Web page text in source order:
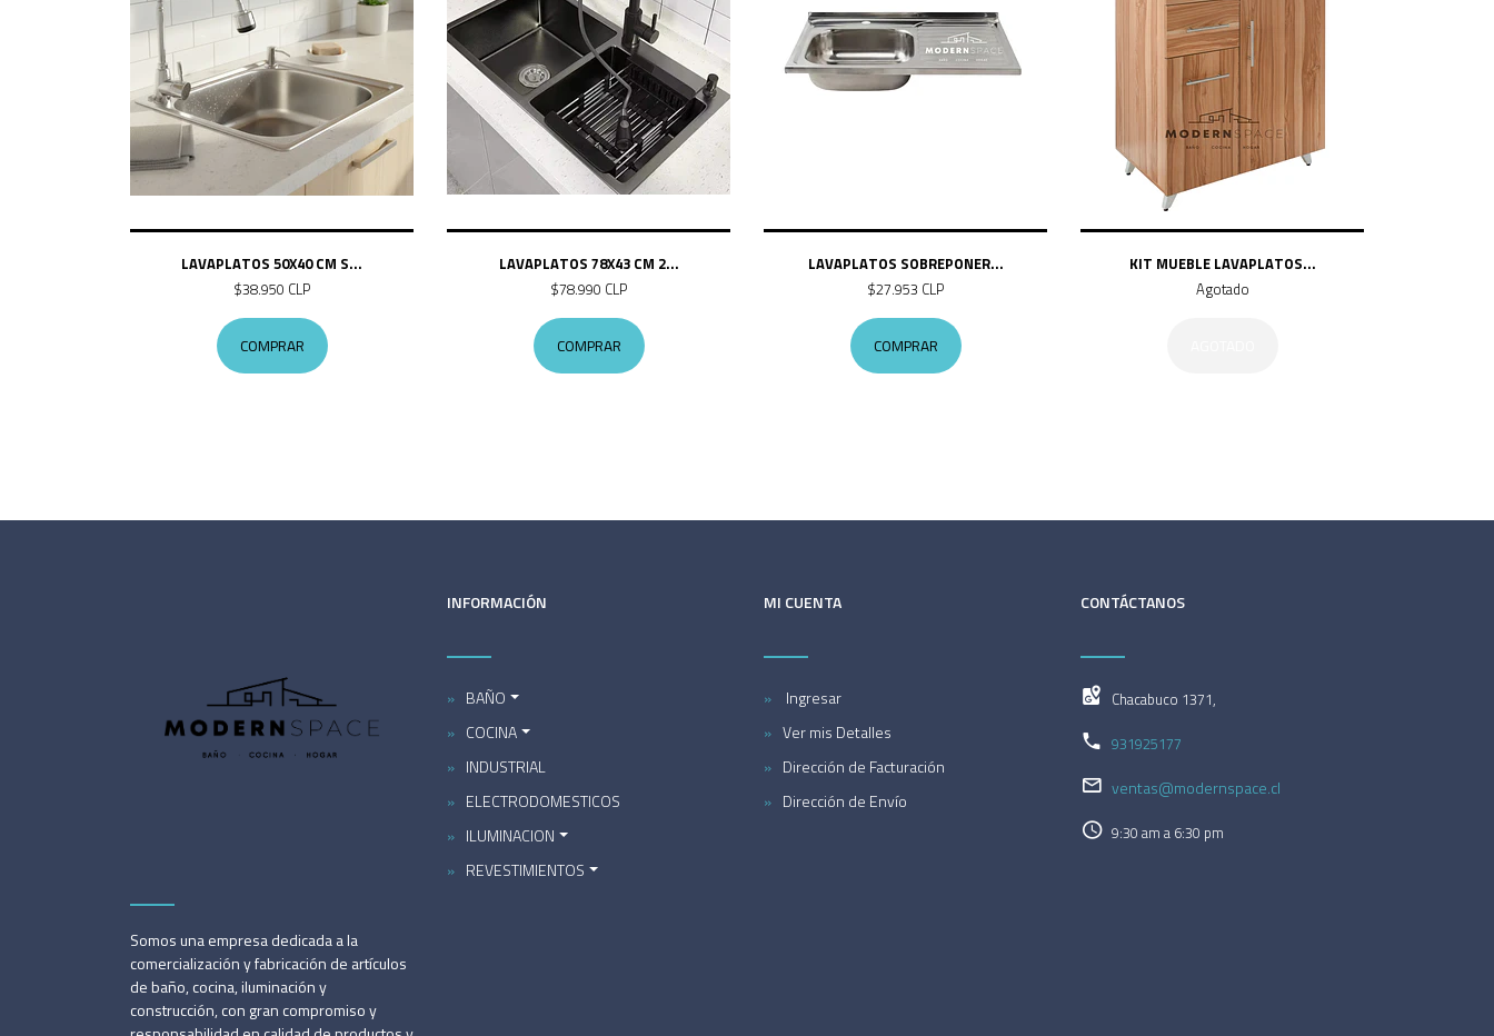
LAVAPLATOS 50X40 CM S...
$38.950 CLP
COMPRAR
LAVAPLATOS 78X43 CM 2...
$78.990 CLP
COMPRAR
LAVAPLATOS SOBREPONER...
$27.953 CLP
COMPRAR
KIT MUEBLE LAVAPLATOS...
Agotado
Somos una empresa dedicada a la
comercialización y fabricación de artículos
de baño, cocina, iluminación y
construcción, con gran compromiso y
INFORMACIÓN
BAÑO
COCINA
INDUSTRIAL
ELECTRODOMESTICOS
ILUMINACION
REVESTIMIENTOS
MI CUENTA
Ingresar
Ver mis Detalles
Dirección de Facturación
Dirección de Envío
CONTÁCTANOS
Chacabuco 1371,
931925177
ventas@modernspace.cl
9:30 am a 6:30 pm